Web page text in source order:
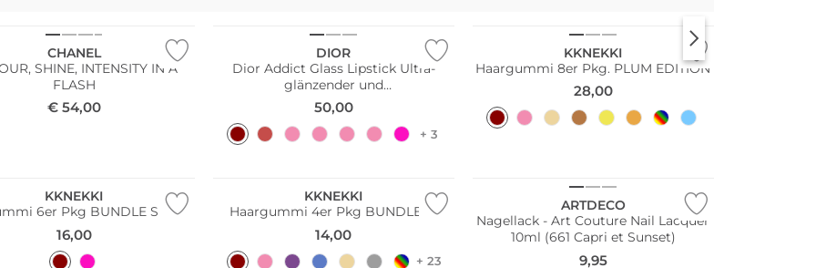
CHANEL
SHINE, INTENSITY IN A
FLASH
€ 54,00
DIOR
Dior Addict Glass Lipstick Ultra-
glänzender und
feuchtigkeitsspendender Lipgloss
Stick (807 Very Dior)
50,00
+ 3
KKNEKKI
Haargummi 8er Pkg. PLUM EDITION
28,00
KKNEKKI
6er Pkg BUNDLE SLIM 9
16,00
KKNEKKI
Haargummi 4er Pkg BUNDLE 31
14,00
+ 23
ARTDECO
Nagellack - Art Couture Nail Lacquer
10ml (661 Capri et Sunset)
9,95